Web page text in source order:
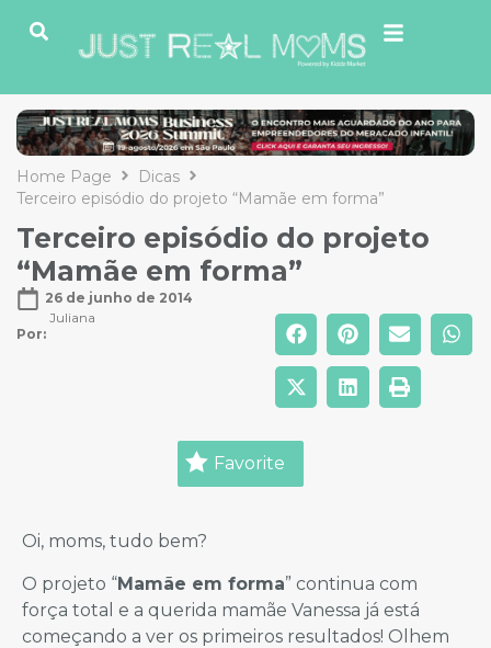
Home Page
Dicas
Terceiro episódio do projeto “Mamãe em forma”
Terceiro episódio do projeto
“Mamãe em forma”
26 de junho de 2014
Por:
Juliana
Favorite
Oi, moms, tudo bem?
O projeto “Mamãe em forma” continua com
força total e a querida mamãe Vanessa já está
começando a ver os primeiros resultados! Olhem